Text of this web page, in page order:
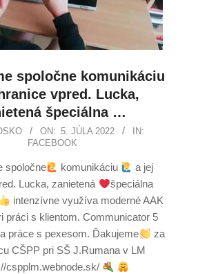
spoločne komunikáciu
vpred. Lucka,
špeciálna …
ON: 5. JÚLA 2022
IN:
FACEBOOK
spoločne komunikáciu
a jej
Lucka, zanietená
špeciálna
intenzívne využíva moderné AAK
práci s klientom. Communicator 5
práce s pexesom. Ďakujeme
za
CŠPP pri SŠ J.Rumana v LM
cspplm.webnode.sk/